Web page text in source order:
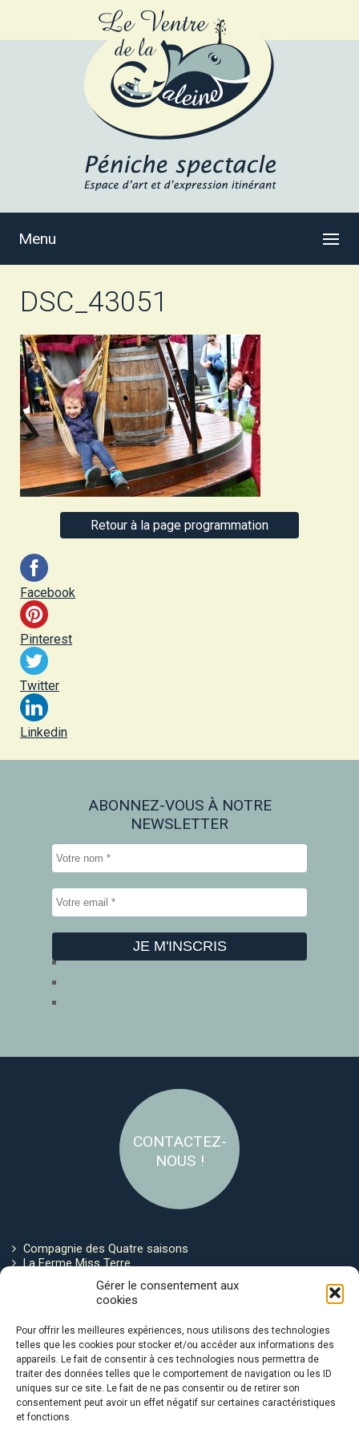
Gérer le consentement aux
cookies
Pour offrir les meilleures expériences, nous utilisons des technologies
telles que les cookies pour stocker et/ou accéder aux informations des
appareils. Le fait de consentir à ces technologies nous permettra de
traiter des données telles que le comportement de navigation ou les ID
uniques sur ce site. Le fait de ne pas consentir ou de retirer son
consentement peut avoir un effet négatif sur certaines caractéristiques
et fonctions.
Menu
DSC_43051
Retour à la page programmation
Facebook
Pinterest
Twitter
Linkedin
ABONNEZ-VOUS À NOTRE
NEWSLETTER
CONTACTEZ-
NOUS !
Compagnie des Quatre saisons
La Ferme Miss Terre
Politique de cookies